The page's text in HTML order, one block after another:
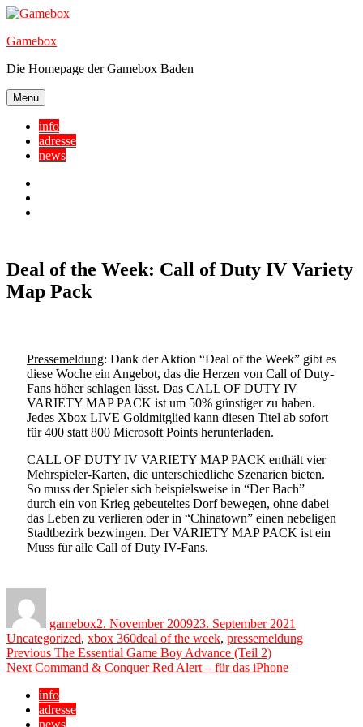
Skip
content
Gamebox
Die Homepage der Gamebox Baden
Menu
info
adresse
news
Deal of the Week: Call of Duty IV Variety
Map Pack
Pressemeldung: Dank der Aktion “Deal of the Week” gibt es
diese Woche ein Angebot, das die Herzen von Call of Duty-
Fans höher schlagen lässt. Das CALL OF DUTY IV
VARIETY MAP PACK ist um 50% günstiger zu haben.
Jedes Xbox LIVE Goldmitglied kann diesen Titel ab sofort
für 400 statt 800 Microsoft Points herunterladen.
CALL OF DUTY IV VARIETY MAP PACK enthält vier
Mehrspieler-Karten, die unterschiedliche Szenarien bieten.
So muss der Spieler sich beispielsweise in “Der Bach”
durch ein von Krieg gebeuteltes Dorf bewegen, ohne dabei
das Leben zu verlieren oder in “Chinatown” einen nebeligen
Stadtbezirk bezwingen. Der VARIETY MAP PACK ist ein
Muss für alle Call of Duty IV-Fans.
gamebox2. November 200923. September 2021
Uncategorized, xbox 360Tags
deal of the week, pressemeldung
Beitragsnavigation
Previous Previous
post:
The Essential Game Boy Advance (Teil 2)
Next Next
Command & Conquer Red Alert – für das iPhone
info
adresse
news